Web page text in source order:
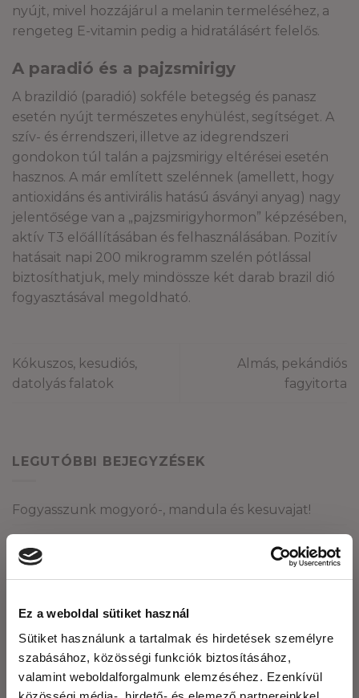
Ez a weboldal sütiket használ
Sütiket használunk a tartalmak és hirdetések személyre
szabásához, közösségi funkciók biztosításához,
valamint weboldalforgalmunk elemzéséhez. Ezenkívül
nyújt, mivel hozzájárul a melanin termeléséhez, a
rengeteg E-vitamin pedig a hidratálásért felelős.
A paradió és a pajzsmirigy
A brazildió (paradió) sokféle betegség és panasz
esetén nyújt természetes enyhülést, segítséget. A
szív- és érrendszeri, illetve az idegrendszeri
gondokon túl talán a pajzsmirigy eltérései esetén
hasznos. A már említett szelénnek (amellett, hogy
antioxidáns és antivirális hatású ásványi anyag) nagy
jelentősége van a „pajzsmirigyhormon” képzésében,
aktív T3 előállításában és felhasználásában. Pozitív
hatásait napi 200 mikrogramm szelén pótlással
biztosíthatjuk, mely mindössze két darab brazil dió
fogyasztásával megoldható.
Kókuszos, kesudiós,
datolyás falatok
Almás, pekándiós
fagyitorta
LEGUTÓBBI BEJEGYZÉSEK
Fogyasszunk mogyoró-, mandula és kesuvajat!
Méregtelenítés természetesen és óvatosan.
Mák tárolása – így csináld, hogy sokáig friss
maradjon!